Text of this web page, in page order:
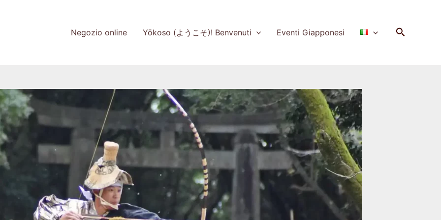
Negozio online Yōkoso (ようこそ)! Benvenuti Eventi Giapponesi Cerca